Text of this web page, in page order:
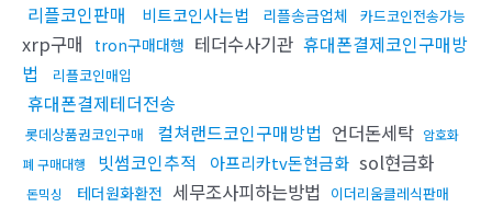
리플코인판매
비트코인사는법 리플송금업체 카드코인전송가능
xrp구매 tron구매대행 테더수사기관 휴대폰결제코인구매방
법
리플코인매입
휴대폰결제테더전송
롯데상품권코인구매 컬쳐랜드코인구매방법 언더돈세탁 암호화
폐 구매대행
빗썸코인추적 아프리카tv돈현금화 sol현금화
돈믹싱 테더원화환전 세무조사피하는방법 이더리움클레식판매